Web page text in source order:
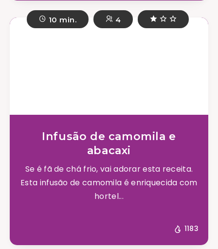
10 min. 4
Infusão de camomila e
abacaxi
Se é fã de chá frio, vai adorar esta receita.
Esta infusão de camomila é enriquecida com
hortel...
1183